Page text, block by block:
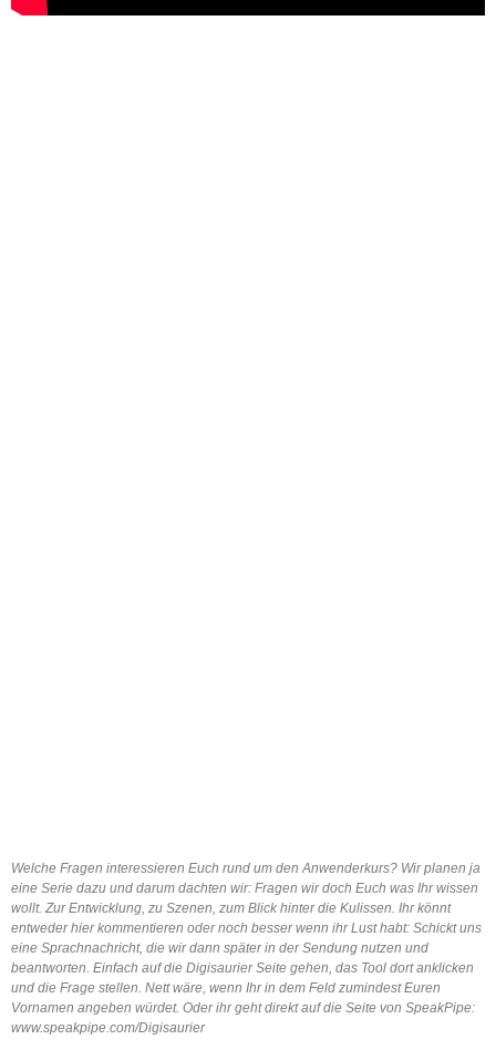
Welche Fragen interessieren Euch rund um den Anwenderkurs? Wir planen ja
eine Serie dazu und darum dachten wir: Fragen wir doch Euch was Ihr wissen
wollt. Zur Entwicklung, zu Szenen, zum Blick hinter die Kulissen. Ihr könnt
entweder hier kommentieren oder noch besser wenn ihr Lust habt: Schickt uns
eine Sprachnachricht, die wir dann später in der Sendung nutzen und
beantworten. Einfach auf die Digisaurier Seite gehen, das Tool dort anklicken
und die Frage stellen. Nett wäre, wenn Ihr in dem Feld zumindest Euren
Vornamen angeben würdet. Oder ihr geht direkt auf die Seite von SpeakPipe:
www.speakpipe.com/Digisaurier